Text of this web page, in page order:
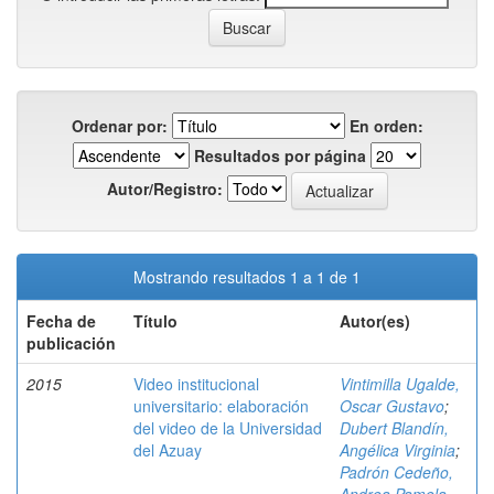
Ordenar por:
En orden:
Resultados por página
Autor/Registro:
Mostrando resultados 1 a 1 de 1
Fecha de
publicación
Título Autor(es)
2015
Video institucional
universitario: elaboración
del video de la Universidad
del Azuay
Vintimilla Ugalde,
Oscar Gustavo;
Dubert Blandín,
Angélica Virginia;
Padrón Cedeño,